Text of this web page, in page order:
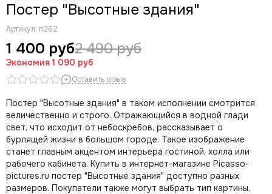
Постер "Высотные здания"
Артикул: п262
1 400 руб2 490 руб
Экономия 1 090 руб
Оставить отзыв
Постер "Высотные здания" в таком исполнении смотрится
величественно и строго. Отражающийся в водной глади
свет, что исходит от небоскребов, рассказывает о
бурлящей жизни в большом городе. Такое изображение
станет главным акцентом интерьера гостиной, холла или
рабочего кабинета. Купить в интернет-магазине Picasso-
pictures.ru постер "Высотные здания" доступно разных
размеров. Покупатели также могут выбрать тип картины,